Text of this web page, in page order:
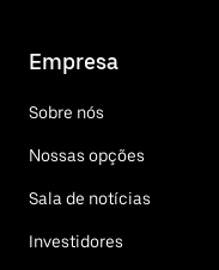
Empresa
Sobre nós
Nossas opções
Sala de notícias
Investidores